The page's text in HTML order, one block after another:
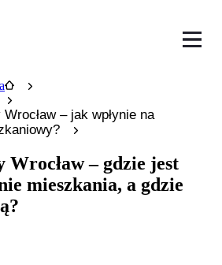
– jak wpłynie na
Wrocław – gdzie jest
mieszkania, a gdzie